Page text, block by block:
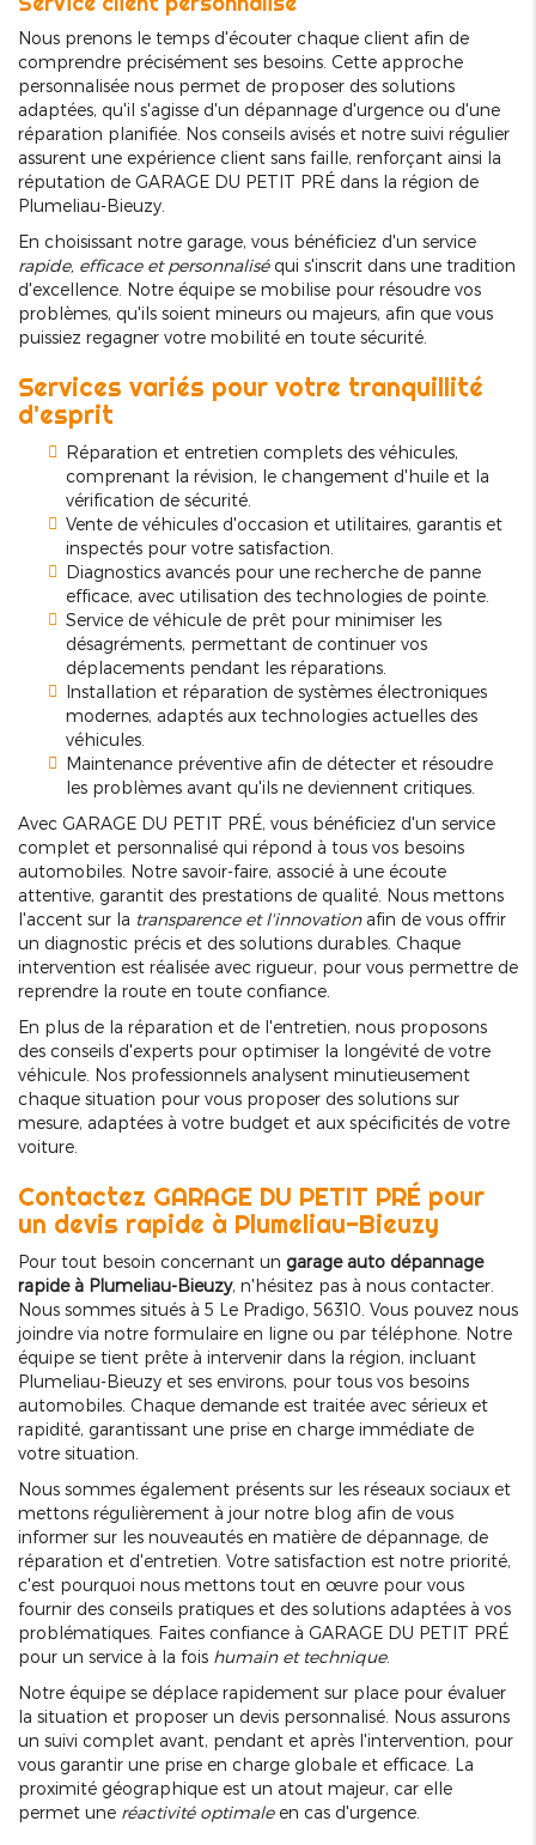
Nous prenons le temps d'écouter chaque client afin de
comprendre précisément ses besoins. Cette approche
personnalisée nous permet de proposer des solutions
adaptées, qu'il s'agisse d'un dépannage d'urgence ou d'une
réparation planifiée. Nos conseils avisés et notre suivi régulier
assurent une expérience client sans faille, renforçant ainsi la
réputation de GARAGE DU PETIT PRÉ dans la région de
Plumeliau-Bieuzy.
En choisissant notre garage, vous bénéficiez d'un service
rapide, efficace et personnaliséqui s'inscrit dans une tradition
d'excellence. Notre équipe se mobilise pour résoudre vos
problèmes, qu'ils soient mineurs ou majeurs, afin que vous
puissiez regagner votre mobilité en toute sécurité.
Services variés pour votre tranquillité
d'esprit
Réparation et entretien complets des véhicules,
comprenant la révision, le changement d'huile et la
vérification de sécurité.
Vente de véhicules d'occasion et utilitaires, garantis et
inspectés pour votre satisfaction.
Diagnostics avancés pour une recherche de panne
efficace, avec utilisation des technologies de pointe.
Service de véhicule de prêt pour minimiser les
désagréments, permettant de continuer vos
déplacements pendant les réparations.
Installation et réparation de systèmes électroniques
modernes, adaptés aux technologies actuelles des
véhicules.
Maintenance préventive afin de détecter et résoudre
les problèmes avant qu'ils ne deviennent critiques.
Avec GARAGE DU PETIT PRÉ, vous bénéficiez d'un service
complet et personnalisé qui répond à tous vos besoins
automobiles. Notre savoir-faire, associé à une écoute
attentive, garantit des prestations de qualité. Nous mettons
l'accent sur la transparence et l'innovationafin de vous offrir
un diagnostic précis et des solutions durables. Chaque
intervention est réalisée avec rigueur, pour vous permettre de
reprendre la route en toute confiance.
En plus de la réparation et de l'entretien, nous proposons
des conseils d'experts pour optimiser la longévité de votre
véhicule. Nos professionnels analysent minutieusement
chaque situation pour vous proposer des solutions sur
mesure, adaptées à votre budget et aux spécificités de votre
voiture.
Contactez GARAGE DU PETIT PRÉ pour
un devis rapide à Plumeliau-Bieuzy
Pour tout besoin concernant un garage auto dépannage
rapide à Plumeliau-Bieuzy, n'hésitez pas à nous contacter.
Nous sommes situés à 5 Le Pradigo, 56310. Vous pouvez nous
joindre via notre formulaire en ligne ou par téléphone. Notre
équipe se tient prête à intervenir dans la région, incluant
Plumeliau-Bieuzy et ses environs, pour tous vos besoins
automobiles. Chaque demande est traitée avec sérieux et
rapidité, garantissant une prise en charge immédiate de
votre situation.
Nous sommes également présents sur les réseaux sociaux et
mettons régulièrement à jour notre blog afin de vous
informer sur les nouveautés en matière de dépannage, de
réparation et d'entretien. Votre satisfaction est notre priorité,
c'est pourquoi nous mettons tout en œuvre pour vous
fournir des conseils pratiques et des solutions adaptées à vos
problématiques. Faites confiance à GARAGE DU PETIT PRÉ
pour un service à la fois humain et technique.
Notre équipe se déplace rapidement sur place pour évaluer
la situation et proposer un devis personnalisé. Nous assurons
un suivi complet avant, pendant et après l'intervention, pour
vous garantir une prise en charge globale et efficace. La
proximité géographique est un atout majeur, car elle
permet une réactivité optimaleen cas d'urgence.